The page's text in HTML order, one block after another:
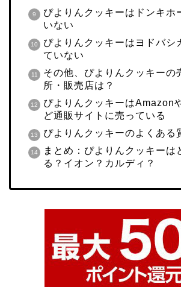
ぴよりんクッキーはドンキホ
いない
ぴよりんクッキーはヨドバシ
ていない
その他、ぴよりんクッキーの
所・販売店は？
ぴよりんクッキーはAmazon
ど通販サイトに売っている
ぴよりんクッキーのよくある
まとめ：ぴよりんクッキーは
る？イオン？カルディ？